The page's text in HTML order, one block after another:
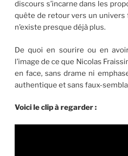
discours s’incarne dans les
quête de retour vers un
n’existe presque déjà plus.
De quoi en sourire ou en
l’image de ce que Nicolas
en face, sans drame ni
authentique et sans faux-
Voici le clip à regarder :